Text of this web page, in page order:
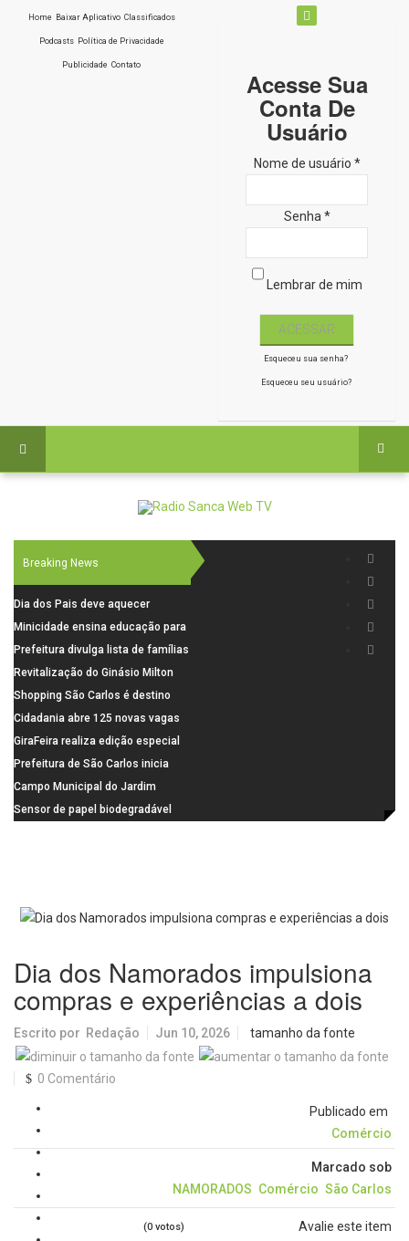
Home Baixar Aplicativo Classificados
Podcasts Política de Privacidade
Publicidade Contato
Acesse Sua
Conta De
Usuário
Nome de usuário *
Senha *
Lembrar de mim
Esqueceu sua senha?
Esqueceu seu usuário?
Breaking News
Dia dos Pais deve aquecer
comércio de São Carlos com
renda em alta e maior circulação
de consumidores
Minicidade ensina educação para
o trânsito a 264 crianças da rede
municipal
Prefeitura divulga lista de famílias
pré-selecionadas pela Caixa para
o Residencial Santa Felícia
Revitalização do Ginásio Milton
Olaio filho avança com obras de
recuperação
Shopping São Carlos é destino
para celebrar o Dia dos Pais com
presentes, gastronomia e lazer
Cidadania abre 125 novas vagas
para oficinas de convivência
GiraFeira realiza edição especial
de Dia dos Pais neste domingo (9)
na Praça dos Advogados
Prefeitura de São Carlos inicia
instalação de ovitrampas para
monitoramento de arboviroses
Campo Municipal do Jardim
Cruzado recebe nova iluminação e
Sensor de papel biodegradável
Dia dos Namorados impulsiona
compras e experiências a dois
Escrito por Redação Jun 10, 2026 tamanho da fonte
0 Comentário
Publicado em
Comércio
Marcado sob
NAMORADOS Comércio São Carlos
Avalie este item
(0 votos)